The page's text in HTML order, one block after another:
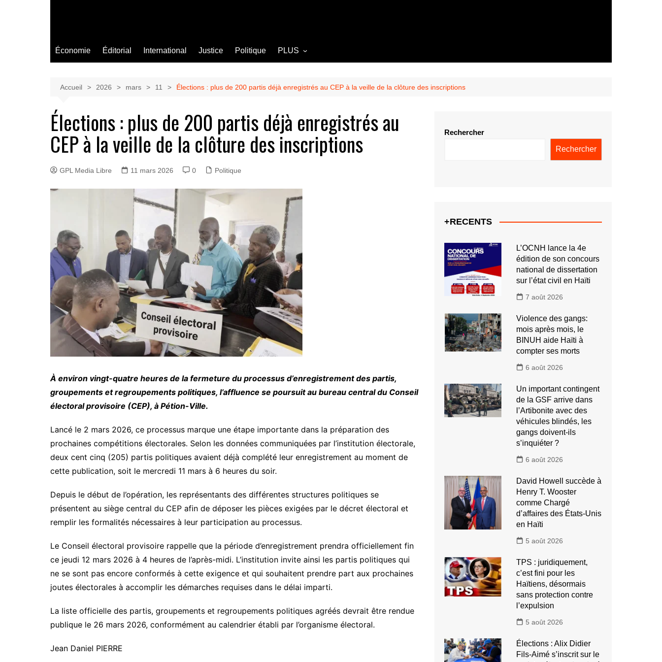
Économie Éditorial International Justice Politique PLUS
Culture
Société
Agriculture
Littérature
Accueil 2026 mars 11 Élections : plus de 200 partis déjà enregistrés au CEP à la veille de la clôture des inscriptions
Élections : plus de 200 partis déjà enregistrés au
CEP à la veille de la clôture des inscriptions
GPL Media Libre 11 mars 2026 0 Politique
À environ vingt-quatre heures de la fermeture du processus d’enregistrement des partis,
groupements et regroupements politiques, l’affluence se poursuit au bureau central du Conseil
électoral provisoire (CEP), à Pétion-Ville.
Lancé le 2 mars 2026, ce processus marque une étape importante dans la préparation des
prochaines compétitions électorales. Selon les données communiquées par l’institution électorale,
deux cent cinq (205) partis politiques avaient déjà complété leur enregistrement au moment de
cette publication, soit le mercredi 11 mars à 6 heures du soir.
Depuis le début de l’opération, les représentants des différentes structures politiques se
présentent au siège central du CEP afin de déposer les pièces exigées par le décret électoral et
remplir les formalités nécessaires à leur participation au processus.
Le Conseil électoral provisoire rappelle que la période d’enregistrement prendra officiellement fin
ce jeudi 12 mars 2026 à 4 heures de l’après-midi. L’institution invite ainsi les partis politiques qui
ne se sont pas encore conformés à cette exigence et qui souhaitent prendre part aux prochaines
joutes électorales à accomplir les démarches requises dans le délai imparti.
La liste officielle des partis, groupements et regroupements politiques agréés devrait être rendue
publique le 26 mars 2026, conformément au calendrier établi par l’organisme électoral.
Jean Daniel PIERRE
Rechercher
Rechercher
+RECENTS
L’OCNH lance la 4e
édition de son concours
national de dissertation
sur l’état civil en Haïti
7 août 2026
Violence des gangs:
mois après mois, le
BINUH aide Haïti à
compter ses morts
6 août 2026
Un important contingent
de la GSF arrive dans
l’Artibonite avec des
véhicules blindés, les
gangs doivent-ils
s’inquiéter ?
6 août 2026
David Howell succède à
Henry T. Wooster
comme Chargé
d’affaires des États-Unis
en Haïti
5 août 2026
TPS : juridiquement,
c’est fini pour les
Haïtiens, désormais
sans protection contre
l’expulsion
5 août 2026
Élections : Alix Didier
Fils-Aimé s’inscrit sur le